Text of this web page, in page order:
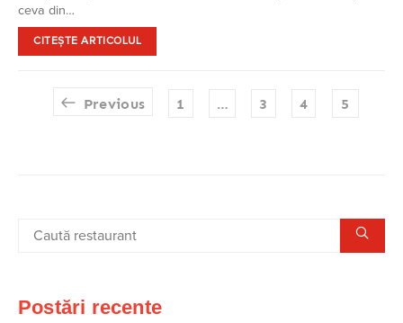
ceva din…
CITEȘTE ARTICOLUL
Paginație
Previous 1 … 3 4 5
Postări recente